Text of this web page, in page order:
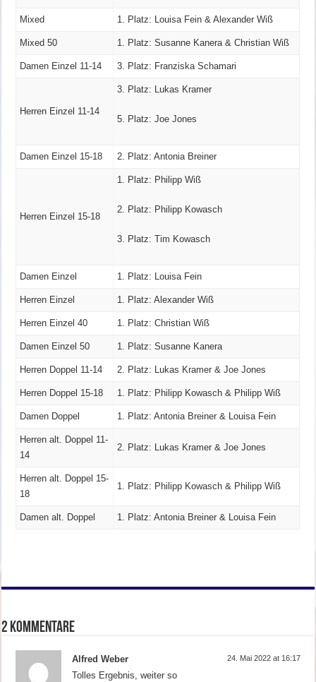
Mixed 1. Platz: Louisa Fein & Alexander Wiß
Mixed 50 1. Platz: Susanne Kanera & Christian Wiß
Damen Einzel 11-14 3. Platz: Franziska Schamari
Herren Einzel 11-14
3. Platz: Lukas Kramer
5. Platz: Joe Jones
Damen Einzel 15-18 2. Platz: Antonia Breiner
Herren Einzel 15-18
1. Platz: Philipp Wiß
2. Platz: Philipp Kowasch
3. Platz: Tim Kowasch
Damen Einzel 1. Platz: Louisa Fein
Herren Einzel 1. Platz: Alexander Wiß
Herren Einzel 40 1. Platz: Christian Wiß
Damen Einzel 50 1. Platz: Susanne Kanera
Herren Doppel 11-14 2. Platz: Lukas Kramer & Joe Jones
Herren Doppel 15-18 1. Platz: Philipp Kowasch & Philipp Wiß
Damen Doppel 1. Platz: Antonia Breiner & Louisa Fein
Herren alt. Doppel 11-
14
2. Platz: Lukas Kramer & Joe Jones
Herren alt. Doppel 15-
18
1. Platz: Philipp Kowasch & Philipp Wiß
Damen alt. Doppel 1. Platz: Antonia Breiner & Louisa Fein
2 Kommentare
Alfred Weber 24. Mai 2022 at 16:17
Tolles Ergebnis, weiter so